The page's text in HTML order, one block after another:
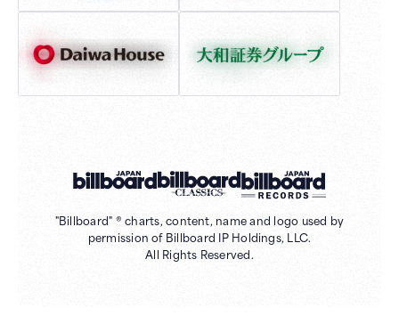
"Billboard" ® charts, content, name and logo used by
permission of Billboard IP Holdings, LLC.
All Rights Reserved.